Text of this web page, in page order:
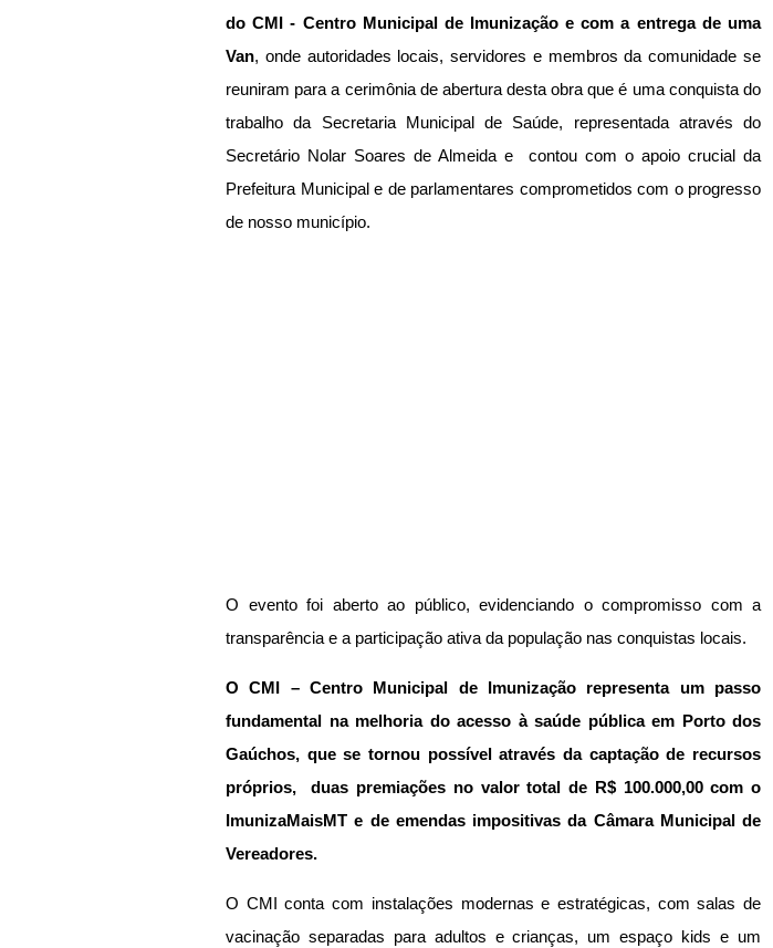
do CMI - Centro Municipal de Imunização e com a entrega de uma
Van, onde autoridades locais, servidores e membros da comunidade se
reuniram para a cerimônia de abertura desta obra que é uma conquista do
trabalho da Secretaria Municipal de Saúde, representada através do
Secretário Nolar Soares de Almeida e  contou com o apoio crucial da
Prefeitura Municipal e de parlamentares comprometidos com o progresso
de nosso município.
O evento foi aberto ao público, evidenciando o compromisso com a
transparência e a participação ativa da população nas conquistas locais.
O CMI – Centro Municipal de Imunização representa um passo
fundamental na melhoria do acesso à saúde pública em Porto dos
Gaúchos, que se tornou possível através da captação de recursos
próprios,  duas premiações no valor total de R$ 100.000,00 com o
ImunizaMaisMT e de emendas impositivas da Câmara Municipal de
Vereadores.
O CMI conta com instalações modernas e estratégicas, com salas de
vacinação separadas para adultos e crianças, um espaço kids e um